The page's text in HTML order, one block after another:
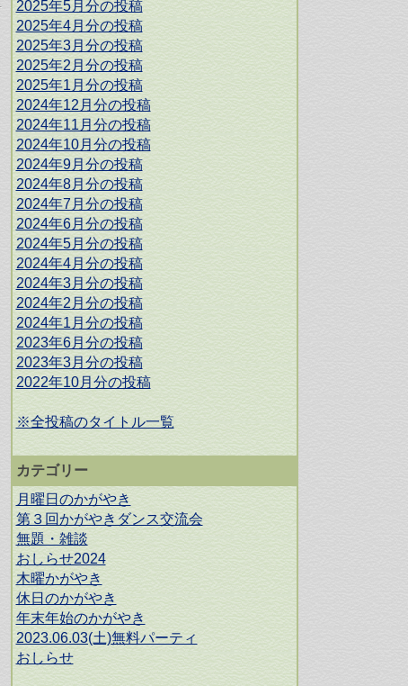
2025年5月分の投稿
2025年4月分の投稿
2025年3月分の投稿
2025年2月分の投稿
2025年1月分の投稿
2024年12月分の投稿
2024年11月分の投稿
2024年10月分の投稿
2024年9月分の投稿
2024年8月分の投稿
2024年7月分の投稿
2024年6月分の投稿
2024年5月分の投稿
2024年4月分の投稿
2024年3月分の投稿
2024年2月分の投稿
2024年1月分の投稿
2023年6月分の投稿
2023年3月分の投稿
2022年10月分の投稿
※全投稿のタイトル一覧
カテゴリー
月曜日のかがやき
第３回かがやきダンス交流会
無題・雑談
おしらせ2024
木曜かがやき
休日のかがやき
年末年始のかがやき
2023.06.03(土)無料パーティ
おしらせ